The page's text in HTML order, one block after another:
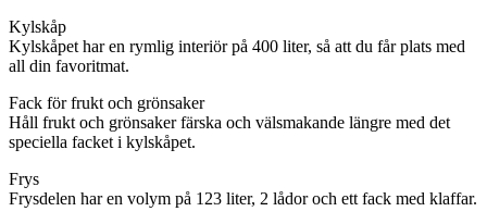
Kylskåp
Kylskåpet har en rymlig interiör på 400 liter, så att du får plats med
all din favoritmat.
Fack för frukt och grönsaker
Håll frukt och grönsaker färska och välsmakande längre med det
speciella facket i kylskåpet.
Frys
Frysdelen har en volym på 123 liter, 2 lådor och ett fack med klaffar.